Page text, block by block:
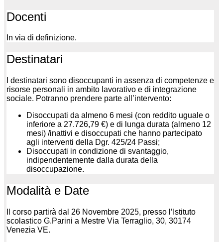
Docenti
In via di definizione.
Destinatari
I destinatari sono disoccupanti in assenza di competenze e
risorse personali in ambito lavorativo e di integrazione
sociale. Potranno prendere parte all’intervento:
Disoccupati da almeno 6 mesi (con reddito uguale o
inferiore a 27.726,79 €) e di lunga durata (almeno 12
mesi) /inattivi e disoccupati che hanno partecipato
agli interventi della Dgr. 425/24 Passi;
Disoccupati in condizione di svantaggio,
indipendentemente dalla durata della
disoccupazione.
Modalità e Date
Il corso partirà dal 26 Novembre 2025, presso l’Istituto
scolastico G.Parini a Mestre Via Terraglio, 30, 30174
Venezia VE.